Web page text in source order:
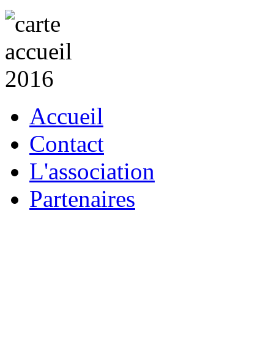
Accueil
Contact
L'association
Partenaires